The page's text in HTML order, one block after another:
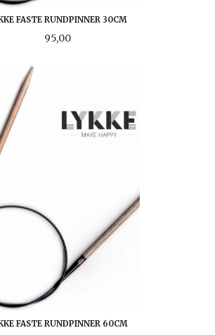
FASTE RUNDPINNER 30CM
Pris
95,00
FASTE RUNDPINNER 60CM